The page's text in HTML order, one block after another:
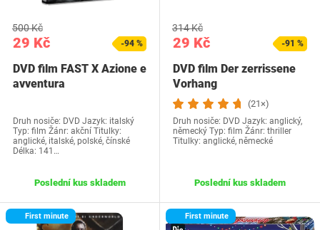
29 Kč
500 Kč
-94 %
DVD film FAST X Azione e
avventura
Druh nosiče: DVD Jazyk: italský
Typ: film Žánr: akční Titulky:
anglické, italské, polské, čínské
Délka: 141…
Poslední kus skladem
29 Kč
314 Kč
-91 %
DVD film Der zerrissene
Vorhang
(21×)
Druh nosiče: DVD Jazyk: anglický,
německý Typ: film Žánr: thriller
Titulky: anglické, německé
Poslední kus skladem
First minute First minute